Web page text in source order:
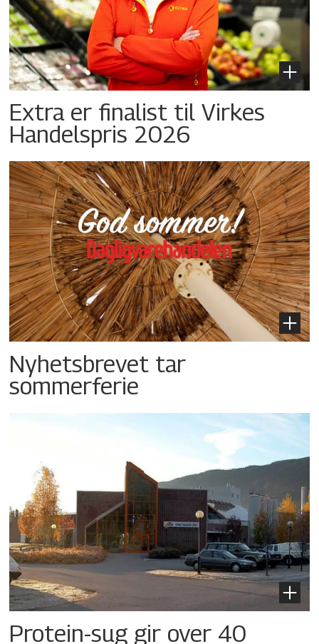
Extra er finalist til Virkes
Handelspris 2026
Nyhetsbrevet tar
sommerferie
Protein-sug gir over 40